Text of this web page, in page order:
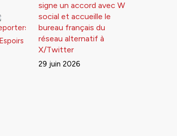
signe un accord avec W
social et accueille le
bureau français du
réseau alternatif à
X/Twitter
29 juin 2026